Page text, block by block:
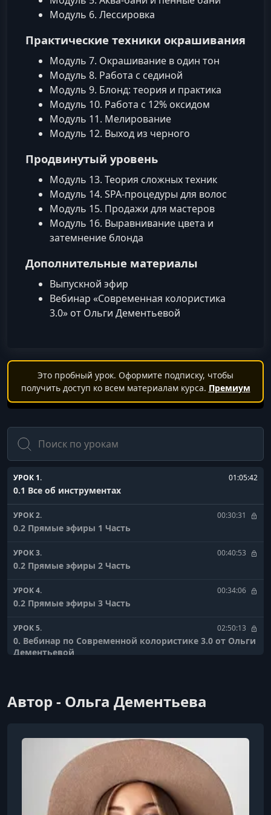
Модуль 6. Лессировка
Практические техники окрашивания
Модуль 7. Окрашивание в один тон
Модуль 8. Работа с сединой
Модуль 9. Блонд: теория и практика
Модуль 10. Работа с 12% оксидом
Модуль 11. Мелирование
Модуль 12. Выход из черного
Продвинутый уровень
Модуль 13. Теория сложных техник
Модуль 14. SPA-процедуры для волос
Модуль 15. Продажи для мастеров
Модуль 16. Выравнивание цвета и
затемнение блонда
Дополнительные материалы
Выпускной эфир
Вебинар «Современная колористика
3.0» от Ольги Дементьевой
Это пробный урок. Оформите подписку, чтобы
получить доступ ко всем материалам курса. Премиум
Поиск
УРОК 1. 01:05:42
0.1 Все об инструментах
УРОК 2. 00:30:31
0.2 Прямые эфиры 1 Часть
УРОК 3. 00:40:53
0.2 Прямые эфиры 2 Часть
УРОК 4. 00:34:06
0.2 Прямые эфиры 3 Часть
УРОК 5. 02:50:13
0. Вебинар по Современной колористике 3.0 от Ольги
Дементьевой
1.2 Прямой эфир 2
01:29:29
2.1 Красители Правила окрашивания
Автор - Ольга Дементьева